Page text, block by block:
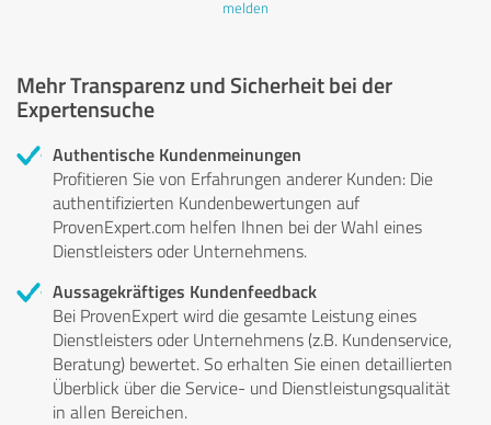
melden
Mehr Transparenz und Sicherheit bei der
Expertensuche
Authentische Kundenmeinungen
Profitieren Sie von Erfahrungen anderer Kunden: Die
authentifizierten Kundenbewertungen auf
ProvenExpert.com helfen Ihnen bei der Wahl eines
Dienstleisters oder Unternehmens.
Aussagekräftiges Kundenfeedback
Bei ProvenExpert wird die gesamte Leistung eines
Dienstleisters oder Unternehmens (z.B. Kundenservice,
Beratung) bewertet. So erhalten Sie einen detaillierten
Überblick über die Service- und Dienstleistungsqualität
in allen Bereichen.